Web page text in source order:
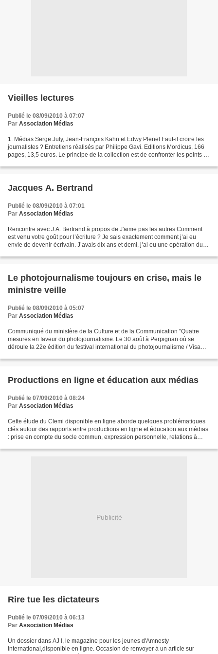
Vieilles lectures
Publié le 08/09/2010 à 07:07
Par Association Médias
1. Médias Serge July, Jean-François Kahn et Edwy Plenel Faut-il croire les
journalistes ? Entretiens réalisés par Philippe Gavi. Editions Mordicus, 166
pages, 13,5 euros. Le principe de la collection est de confronter les points de
Jacques A. Bertrand
Publié le 08/09/2010 à 07:01
Par Association Médias
Rencontre avec J.A. Bertrand à propos de J'aime pas les autres Comment
est venu votre goût pour l’écriture ? Je sais exactement comment j’ai eu
envie de devenir écrivain. J’avais dix ans et demi, j’ai eu une opération du
Le photojournalisme toujours en crise, mais le
ministre veille
Publié le 08/09/2010 à 05:07
Par Association Médias
Communiqué du ministère de la Culture et de la Communication "Quatre
mesures en faveur du photojournalisme. Le 30 août à Perpignan où se
déroule la 22e édition du festival international du photojournalisme / Visa
Productions en ligne et éducation aux médias
Publié le 07/09/2010 à 08:24
Par Association Médias
Cette étude du Clemi disponible en ligne aborde quelques problématiques
clés autour des rapports entre productions en ligne et éducation aux médias
: prise en compte du socle commun, expression personnelle, relations à
Publicité
Rire tue les dictateurs
Publié le 07/09/2010 à 06:13
Par Association Médias
Un dossier dans AJ !, le magazine pour les jeunes d'Amnesty
international,disponible en ligne. Occasion de renvoyer à un article sur